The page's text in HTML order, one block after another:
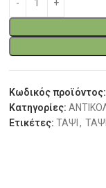
Κωδικός προϊόντος:
Κατηγορίες:
Ετικέτες: ΤΑΨΙ ,